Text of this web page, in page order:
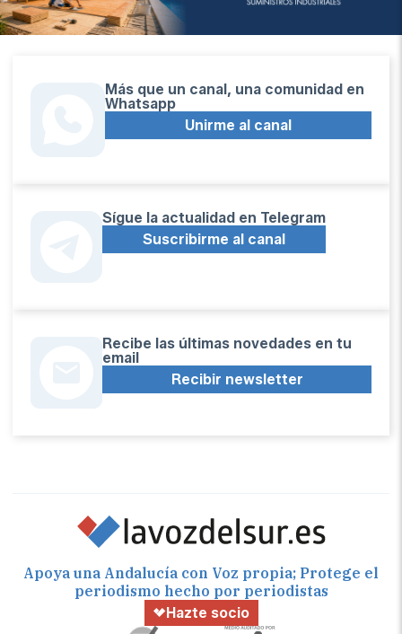
Más que un canal, una comunidad en
Whatsapp
Unirme al canal
Sígue la actualidad en Telegram
Suscribirme al canal
Recibe las últimas novedades en tu
email
Recibir newsletter
Apoya una Andalucía con Voz propia; Protege el
periodismo hecho por periodistas
Hazte socio